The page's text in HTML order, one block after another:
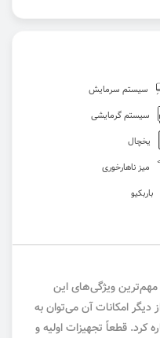
سیستم سرمایش
سیستم گرمایشی
یخچال
میز ناهارخوری
باربکیو
مهم‌ترین ویژگی‌های این
دیگر امکانات آن می‌توان به
خودرو اشاره کرد. قطعاً تجهیزات اولیه و